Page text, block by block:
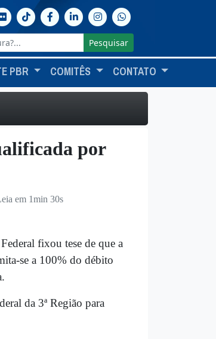
Pesquisar
PBR COMITÊS CONTATO
por
em 1min 30s
fixou tese de que a
se a 100% do débito
da 3ª Região para